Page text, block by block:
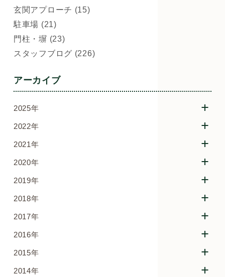
玄関アプローチ (15)
駐車場 (21)
門柱・塀 (23)
スタッフブログ (226)
アーカイブ
2025年
2022年
2021年
2020年
2019年
2018年
2017年
2016年
2015年
2014年